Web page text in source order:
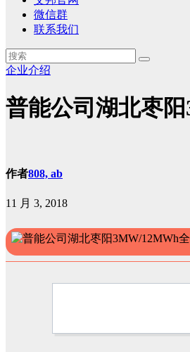
微信群
联系我们
企业介绍
普能公司湖北枣
作者808, ab
11 月 3, 2018